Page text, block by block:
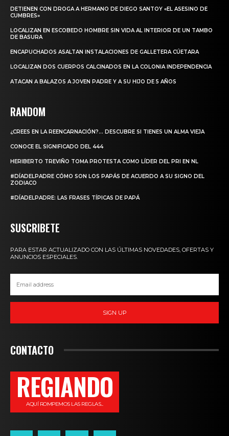
DETIENEN CON DROGA A HERMANO DE DIEGO SANTOY «EL ASESINO DE
CUMBRES»
LOCALIZAN EN ESCOBEDO HOMBRE SIN VIDA AL INTERIOR DE UN TAMBO
DE BASURA
ENCAPUCHADOS ASALTAN INSTALACIONES DE GALLETERA CÚETARA
LOCALIZAN DOS CUERPOS CALCINADOS EN LA COLONIA INDEPENDENCIA
ATACAN A BALAZOS A JOVEN PADRE Y A SU HIJO DE 5 AÑOS
RANDOM
¿CREES EN LA REENCARNACIÓN?… DESCUBRE SI TIENES UN ALMA VIEJA
CONOCE EL SIGNIFICADO DEL 444
HERIBERTO TREVIÑO TOMA PROTESTA COMO LÍDER DEL PRI EN NL
#DÍADELPADRE CÓMO SON LOS PAPÁS DE ACUERDO A SU SIGNO DEL
ZODIACO
#DÍADELPADRE: LAS FRASES TÍPICAS DE PAPÁ
SUSCRIBETE
PARA ESTAR ACTUALIZADO CON LAS ÚLTIMAS NOVEDADES, OFERTAS Y
ANUNCIOS ESPECIALES.
SIGN UP
CONTACTO
REGIANDO
AQUÍ ROMPEMOS LAS REGLAS...